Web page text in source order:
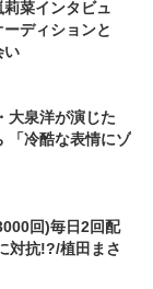
莉菜インタビュ
ディションと
い
大泉洋が演じた
「冷酷な表情にゾ
回)毎日2回配
対抗!?/植田まさ